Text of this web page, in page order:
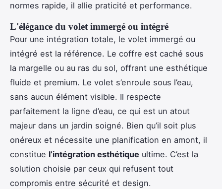
normes rapide, il allie praticité et performance.
L'élégance du volet immergé ou intégré
Pour une intégration totale, le volet immergé ou
intégré est la référence. Le coffre est caché sous
la margelle ou au ras du sol, offrant une esthétique
fluide et premium. Le volet s’enroule sous l’eau,
sans aucun élément visible. Il respecte
parfaitement la ligne d’eau, ce qui est un atout
majeur dans un jardin soigné. Bien qu’il soit plus
onéreux et nécessite une planification en amont, il
constitue l’intégration esthétique ultime. C’est la
solution choisie par ceux qui refusent tout
compromis entre sécurité et design.